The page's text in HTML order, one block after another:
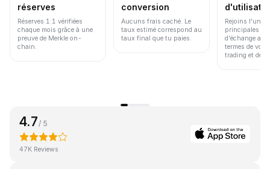
réserves
Réserves 1:1 vérifiées
chaque mois grâce à une
preuve de Merkle on-
chain.
conversion
Aucuns frais caché. Le
taux estimé correspond au
taux final que tu paies.
Rejoins l'une
principales
d'échange au
termes de
trading et de
4.7 / 5
47K Reviews